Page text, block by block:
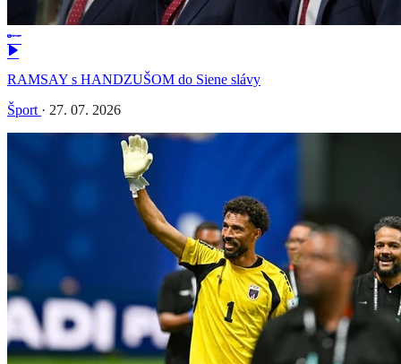
RAMSAY s HANDZUŠOM do Siene slávy
Šport · 27. 07. 2026